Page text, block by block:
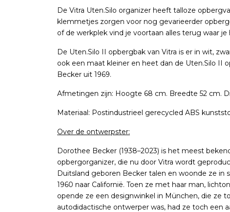
De Vitra Uten.Silo organizer heeft talloze
klemmetjes zorgen voor nog gevarieerder
of de werkplek vind je voortaan alles terug waar
De Uten.Silo II opbergbak van Vitra is er in wit,
ook een maat kleiner en heet dan de Uten.Silo II
Becker uit 1969.
Afmetingen zijn: Hoogte 68 cm. Breedte 52 cm.
Materiaal: Postindustrieel gerecycled ABS
Over de ontwerpster:
Dorothee Becker (1938–2023) is het meest
opbergorganizer, die nu door Vitra wordt
Duitsland geboren Becker talen en woonde ze in
1960 naar Californië. Toen ze met haar man,
opende ze een designwinkel in München, die ze
autodidactische ontwerper was, had ze toch een